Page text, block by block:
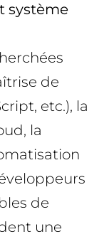
système
de
etc.), la
la
de
une